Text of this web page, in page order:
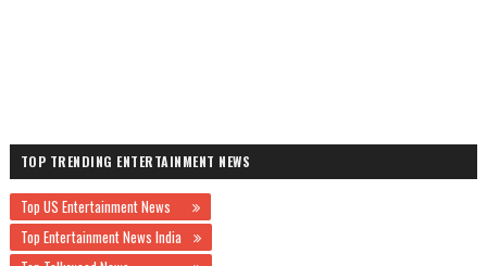
TOP TRENDING ENTERTAINMENT NEWS
Top US Entertainment News
Top Entertainment News India